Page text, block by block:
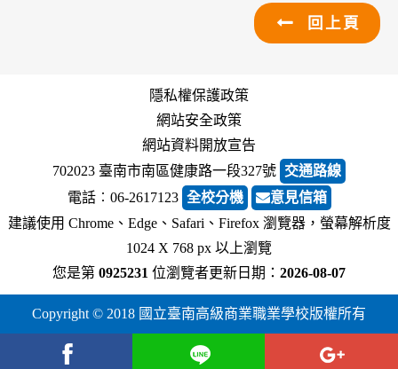
回上頁
隱私權保護政策
網站安全政策
網站資料開放宣告
702023 臺南市南區健康路一段327號 交通路線
電話︰06-2617123 全校分機
意見信箱
建議使用 Chrome、Edge、Safari、Firefox 瀏覽器，螢幕解析度
1024 X 768 px 以上瀏覽
您是第 0925231 位瀏覽者更新日期： 2026-08-07
Copyright © 2018 國立臺南高級商業職業學校版權所有